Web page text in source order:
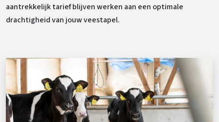
aantrekkelijk tarief blijven werken aan een optimale
drachtigheid van jouw veestapel.